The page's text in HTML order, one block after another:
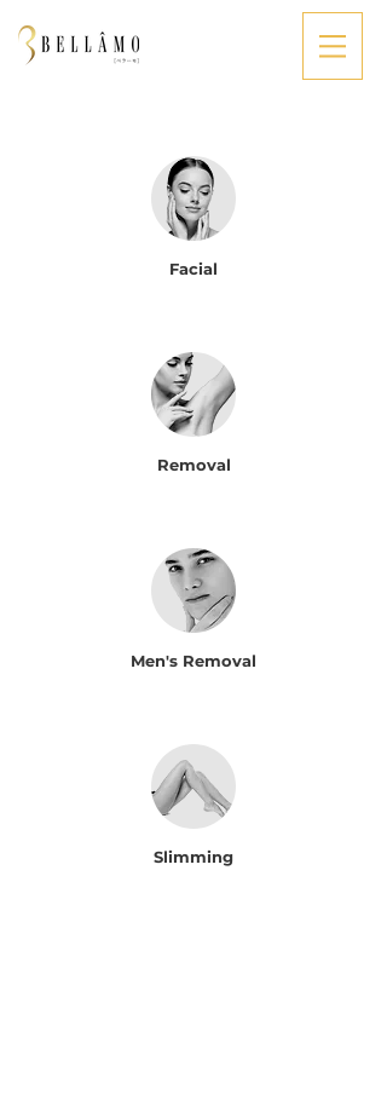
Facial
Removal
Men's Removal
Slimming